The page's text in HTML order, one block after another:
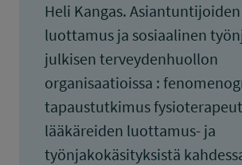
Heli Kangas.
luottamus ja sosiaalinen
julkisen terveydenhuollon
organisaatioissa :
tapaustutkimus
lääkäreiden luottamus- ja
työnjakokäsityksistä